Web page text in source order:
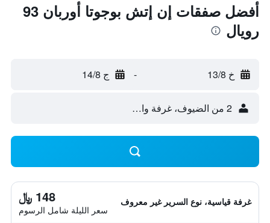
أفضل صفقات إن إتش بوجوتا أوربان 93
رويال
خ 13/8 - ج 14/8
2 من الضيوف، غرفة واحدة
غرفة قياسية، نوع السرير غير معروف 148 ﷼
سعر الليلة شامل الرسوم